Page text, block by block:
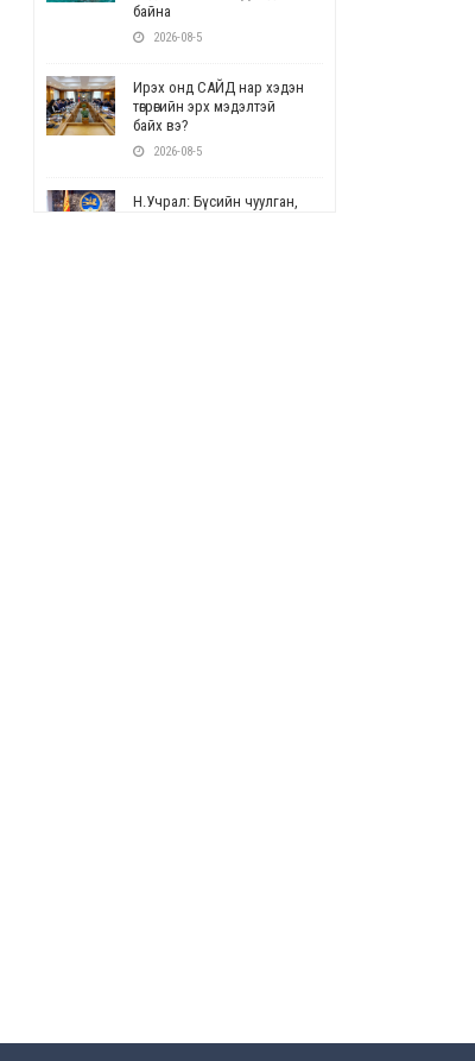
байна
2026-08-5
Ирэх онд САЙД нар хэдэн
төгрөгийн эрх мэдэлтэй
байх вэ?
2026-08-5
Н.Учрал: Бүсийн чуулган,
Баян-Өлгийн дараагийн